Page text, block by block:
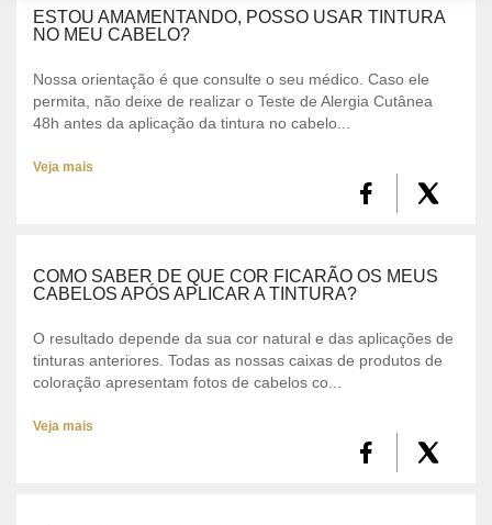
ESTOU AMAMENTANDO, POSSO USAR TINTURA
NO MEU CABELO?
Nossa orientação é que consulte o seu médico. Caso ele
permita, não deixe de realizar o Teste de Alergia Cutânea
48h antes da aplicação da tintura no cabelo...
Veja mais
COMO SABER DE QUE COR FICARÃO OS MEUS
CABELOS APÓS APLICAR A TINTURA?
O resultado depende da sua cor natural e das aplicações de
tinturas anteriores. Todas as nossas caixas de produtos de
coloração apresentam fotos de cabelos co...
Veja mais